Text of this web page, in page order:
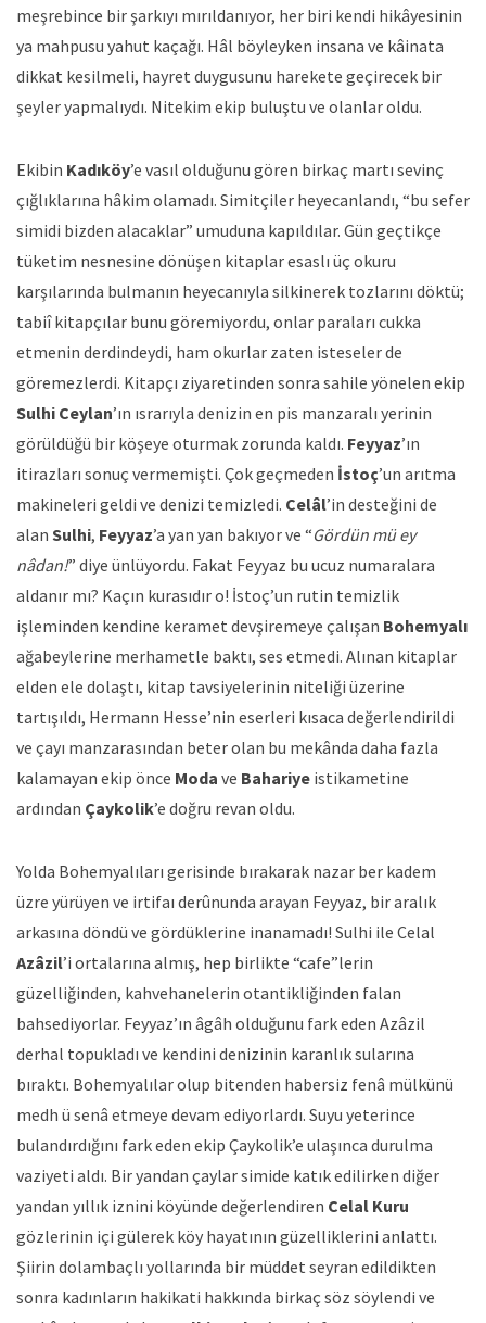
meşrebince bir şarkıyı mırıldanıyor, her biri kendi hikâyesinin
ya mahpusu yahut kaçağı. Hâl böyleyken insana ve kâinata
dikkat kesilmeli, hayret duygusunu harekete geçirecek bir
şeyler yapmalıydı. Nitekim ekip buluştu ve olanlar oldu.
Ekibin Kadıköy’e vasıl olduğunu gören birkaç martı sevinç
çığlıklarına hâkim olamadı. Simitçiler heyecanlandı, “bu sefer
simidi bizden alacaklar” umuduna kapıldılar. Gün geçtikçe
tüketim nesnesine dönüşen kitaplar esaslı üç okuru
karşılarında bulmanın heyecanıyla silkinerek tozlarını döktü;
tabiî kitapçılar bunu göremiyordu, onlar paraları cukka
etmenin derdindeydi, ham okurlar zaten isteseler de
göremezlerdi. Kitapçı ziyaretinden sonra sahile yönelen ekip
Sulhi Ceylan’ın ısrarıyla denizin en pis manzaralı yerinin
görüldüğü bir köşeye oturmak zorunda kaldı. Feyyaz’ın
itirazları sonuç vermemişti. Çok geçmeden İstoç’un arıtma
makineleri geldi ve denizi temizledi. Celâl’in desteğini de
alan Sulhi, Feyyaz’a yan yan bakıyor ve “Gördün mü ey
nâdan!” diye ünlüyordu. Fakat Feyyaz bu ucuz numaralara
aldanır mı? Kaçın kurasıdır o! İstoç’un rutin temizlik
işleminden kendine keramet devşiremeye çalışan Bohemyalı
ağabeylerine merhametle baktı, ses etmedi. Alınan kitaplar
elden ele dolaştı, kitap tavsiyelerinin niteliği üzerine
tartışıldı, Hermann Hesse’nin eserleri kısaca değerlendirildi
ve çayı manzarasından beter olan bu mekânda daha fazla
kalamayan ekip önce Moda ve Bahariye istikametine
ardından Çaykolik’e doğru revan oldu.
Yolda Bohemyalıları gerisinde bırakarak nazar ber kadem
üzre yürüyen ve irtifaı derûnunda arayan Feyyaz, bir aralık
arkasına döndü ve gördüklerine inanamadı! Sulhi ile Celal
Azâzil’i ortalarına almış, hep birlikte “cafe”lerin
güzelliğinden, kahvehanelerin otantikliğinden falan
bahsediyorlar. Feyyaz’ın âgâh olduğunu fark eden Azâzil
derhal topukladı ve kendini denizinin karanlık sularına
bıraktı. Bohemyalılar olup bitenden habersiz fenâ mülkünü
medh ü senâ etmeye devam ediyorlardı. Suyu yeterince
bulandırdığını fark eden ekip Çaykolik’e ulaşınca durulma
vaziyeti aldı. Bir yandan çaylar simide katık edilirken diğer
yandan yıllık iznini köyünde değerlendiren Celal Kuru
gözlerinin içi gülerek köy hayatının güzelliklerini anlattı.
Şiirin dolambaçlı yollarında bir müddet seyran edildikten
sonra kadınların hakikati hakkında birkaç söz söylendi ve